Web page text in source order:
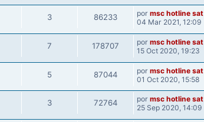
3 86233 por msc hotline sat
04 Mar 2021, 12:09
7 178707 por msc hotline sat
15 Oct 2020, 19:23
5 87044 por msc hotline sat
01 Oct 2020, 15:58
3 72764 por msc hotline sat
25 Sep 2020, 14:09